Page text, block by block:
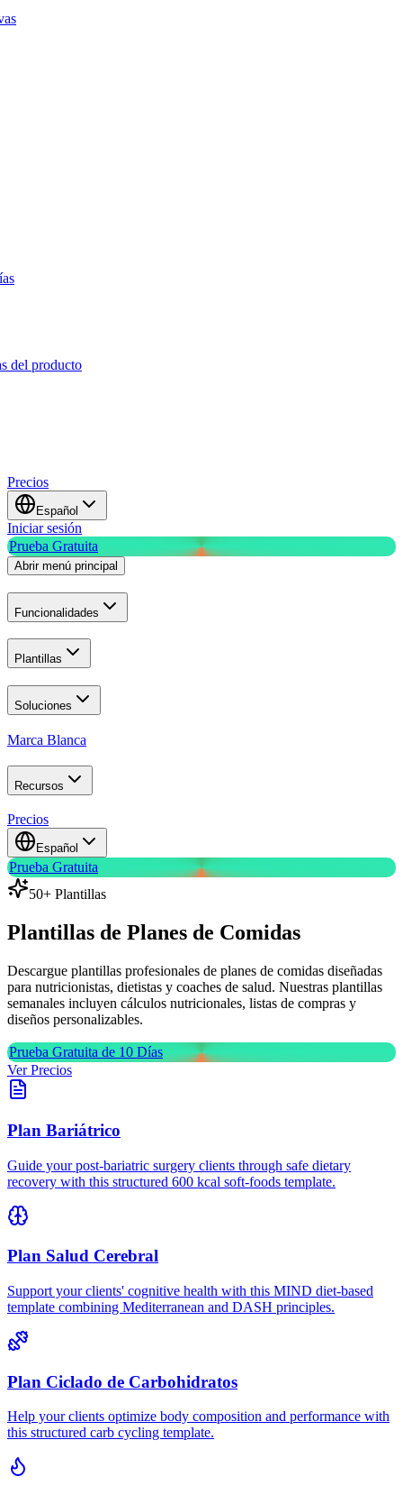
del producto
Precios
Español
Iniciar sesión
Prueba Gratuita
Abrir menú principal
Funcionalidades
Plantillas
Soluciones
Marca Blanca
Recursos
Precios
Español
Prueba Gratuita
50+ Plantillas
Plantillas de Planes de Comidas
Descargue plantillas profesionales de planes de comidas diseñadas
para nutricionistas, dietistas y coaches de salud. Nuestras plantillas
semanales incluyen cálculos nutricionales, listas de compras y
diseños personalizables.
Prueba Gratuita de 10 Días
Ver Precios
Plan Bariátrico
Guide your post-bariatric surgery clients through safe dietary
recovery with this structured 600 kcal soft-foods template.
Plan Salud Cerebral
Support your clients' cognitive health with this MIND diet-based
template combining Mediterranean and DASH principles.
Plan Ciclado de Carbohidratos
Help your clients optimize body composition and performance with
this structured carb cycling template.